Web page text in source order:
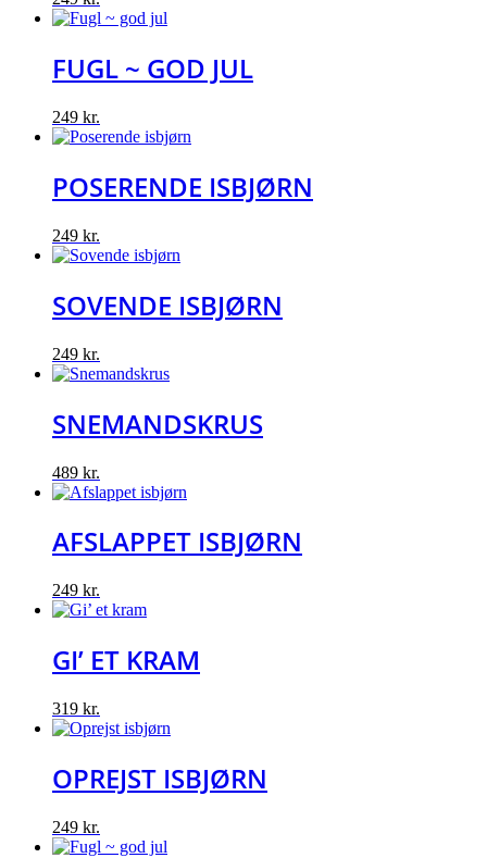
FUGL ~ GOD JUL
249 kr.
POSERENDE ISBJØRN
249 kr.
SOVENDE ISBJØRN
249 kr.
SNEMANDSKRUS
489 kr.
AFSLAPPET ISBJØRN
249 kr.
GI’ ET KRAM
319 kr.
OPREJST ISBJØRN
249 kr.